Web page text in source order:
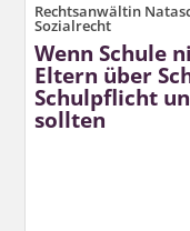
Rechtsanwältin
Sozialrecht
Wenn Schule
Eltern über
Schulpflicht
sollten